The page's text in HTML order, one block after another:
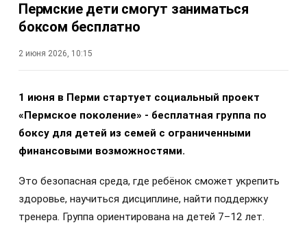
Пермские дети смогут заниматься
боксом бесплатно
2 июня 2026, 10:15
1 июня в Перми стартует социальный проект
«Пермское поколение» - бесплатная группа по
боксу для детей из семей с ограниченными
финансовыми возможностями.
Это безопасная среда, где ребёнок сможет укрепить
здоровье, научиться дисциплине, найти поддержку
тренера. Группа ориентирована на детей 7–12 лет.